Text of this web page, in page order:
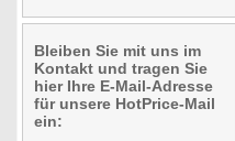
Bleiben Sie mit uns im
Kontakt und tragen Sie
hier Ihre E-Mail-Adresse
für unsere HotPrice-Mail
ein: